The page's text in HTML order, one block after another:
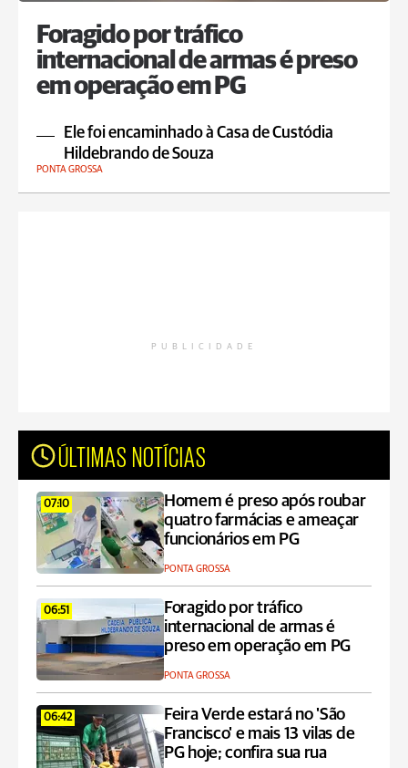
Foragido por tráfico
internacional de armas é preso
em operação em PG
Ele foi encaminhado à Casa de Custódia
Hildebrando de Souza
PONTA GROSSA
PUBLICIDADE
ÚLTIMAS NOTÍCIAS
07:10
Homem é preso após roubar
quatro farmácias e ameaçar
funcionários em PG
PONTA GROSSA
06:51
Foragido por tráfico
internacional de armas é
preso em operação em PG
PONTA GROSSA
06:42
Feira Verde estará no 'São
Francisco' e mais 13 vilas de
PG hoje; confira sua rua